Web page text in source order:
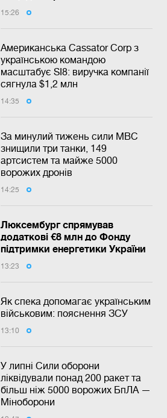
15:26
Американська Cassator Corp з
українською командою
масштабує SI8: виручка компанії
сягнула $1,2 млн
14:35
За минулий тижень сили МВС
знищили три танки, 149
артсистем та майже 5000
ворожих дронів
14:25
Люксембург спрямував
додаткові €8 млн до Фонду
підтримки енергетики України
13:23
Як спека допомагає українським
військовим: пояснення ЗСУ
13:10
У липні Сили оборони
ліквідували понад 200 ракет та
більш ніж 5000 ворожих БпЛА —
Міноборони